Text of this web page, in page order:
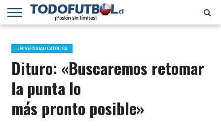
PRIMERA
B
SELECCIÓN
CHILENA
CHILENOS
EN EL
MUNDO
FÚTBOL
INTERNACIONAL
UNIVERSIDAD CATÓLICA
Dituro: «Buscaremos retomar
la punta lo
más pronto posible»